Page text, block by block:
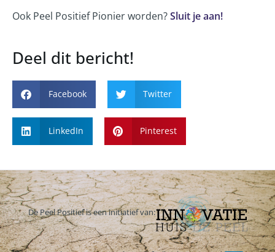
Ook Peel Positief Pionier worden?Sluit je aan!
Deel dit bericht!
Facebook Twitter
LinkedIn Pinterest
De Peel Positief is een initiatief van: